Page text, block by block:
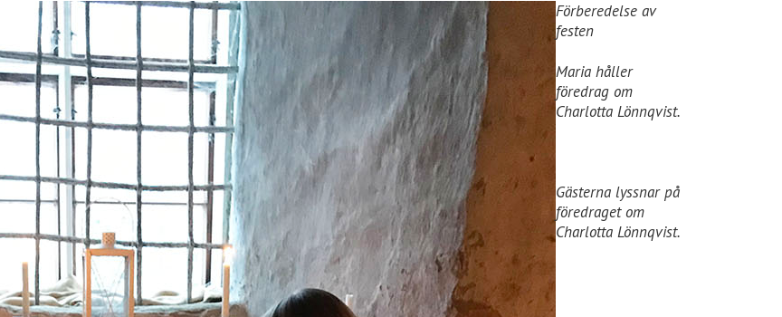
Förberedelse av
festen
Maria håller
föredrag om
Charlotta Lönnqvist.
Gästerna lyssnar på
föredraget om
Charlotta Lönnqvist.